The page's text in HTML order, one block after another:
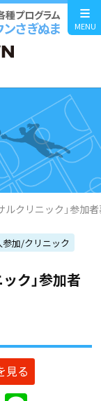
種プログラム
さぎぬま MENU
ルクリニック」参加
参加/クリニック
ク」参加者
見る